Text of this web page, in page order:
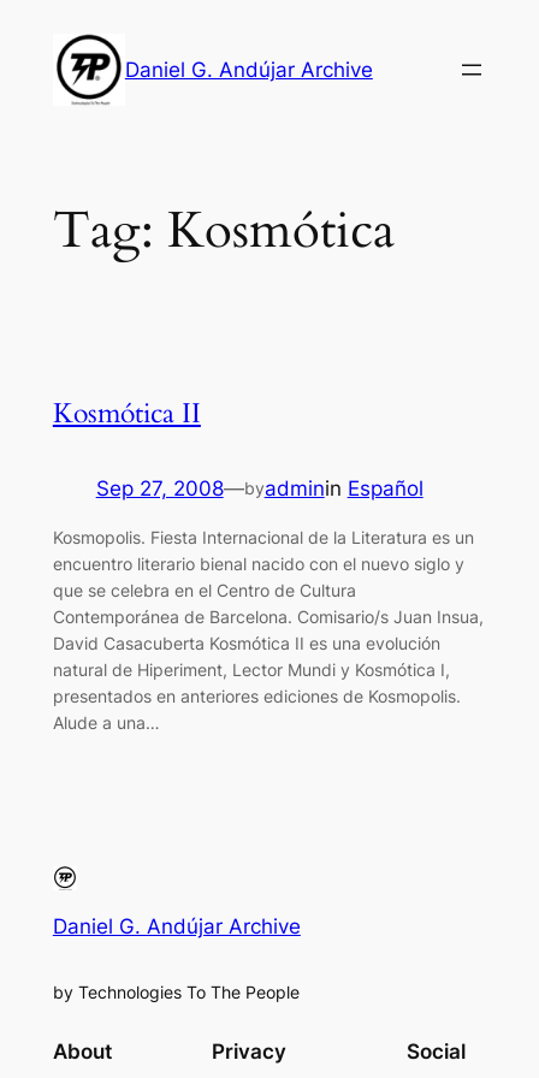
content
Daniel G. Andújar Archive
Tag: Kosmótica
Kosmótica II
Sep 27, 2008—byadminin Español
Kosmopolis. Fiesta Internacional de la Literatura es un
encuentro literario bienal nacido con el nuevo siglo y
que se celebra en el Centro de Cultura
Contemporánea de Barcelona. Comisario/s Juan Insua,
David Casacuberta Kosmótica II es una evolución
natural de Hiperiment, Lector Mundi y Kosmótica I,
presentados en anteriores ediciones de Kosmopolis.
Alude a una…
Daniel G. Andújar Archive
by Technologies To The People
About Privacy Social